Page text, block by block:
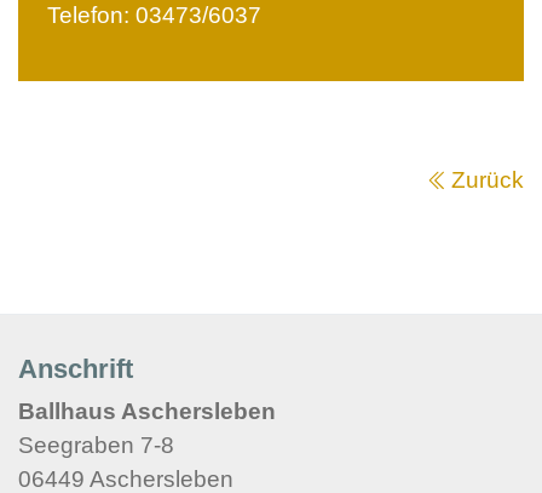
Telefon: 03473/6037
Zurück
Anschrift
Ballhaus Aschersleben
Seegraben 7-8
06449 Aschersleben